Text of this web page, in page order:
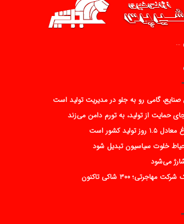
…
گامی رو به جلو در مدیریت تولید است
حمایت از تولید، به تورم دامن می‌زند
خلوت سیاسیون تبدیل شود
می‌شود